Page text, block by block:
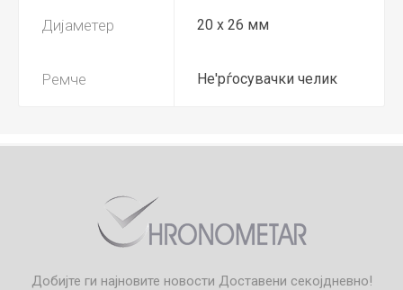
Дијаметер 20 x 26 мм
Ремче Не'рѓосувачки челик
Добијте ги најновите новости Доставени секојдневно!